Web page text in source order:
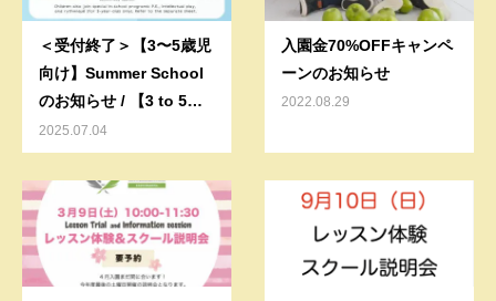
＜受付終了＞【3〜5歳児
向け】Summer School
のお知らせ / 【3 to 5
years old】 Summer
School in 柏の葉
2025.07.04
入園金70%OFFキャンペ
ーンのお知らせ
2022.08.29